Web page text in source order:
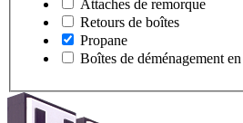
Attaches de remorque
Retours de boîtes
Propane
Boîtes de déménagement